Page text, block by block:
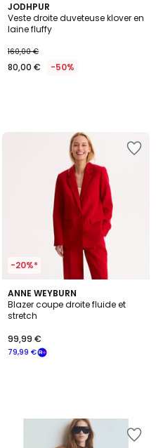
JODHPUR
Veste droite duveteuse klover en
laine fluffy
160,00 €
80,00 € -50%
-20%*
ANNE WEYBURN
Blazer coupe droite fluide et
stretch
79,99 €
99,99 €